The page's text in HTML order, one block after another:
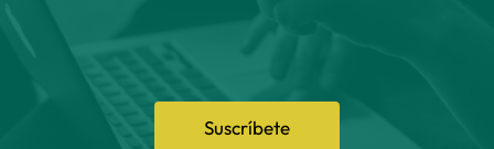
Suscríbete